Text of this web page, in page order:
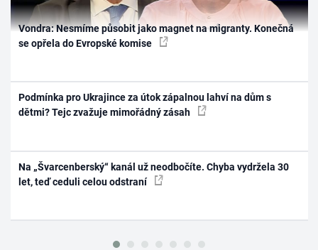
Vondra: Nesmíme působit jako magnet na migranty. Konečná
se opřela do Evropské komise
Podmínka pro Ukrajince za útok zápalnou lahví na dům s
dětmi? Tejc zvažuje mimořádný zásah
Na „Švarcenberský“ kanál už neodbočíte. Chyba vydržela 30
let, teď ceduli celou odstraní